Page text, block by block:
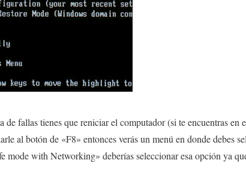
de fallas tienes que reniciar el computador (si te encuentras en
al botón de «F8» entonces verás un menú en donde debes
mode with Networking» deberías seleccionar esa opción ya